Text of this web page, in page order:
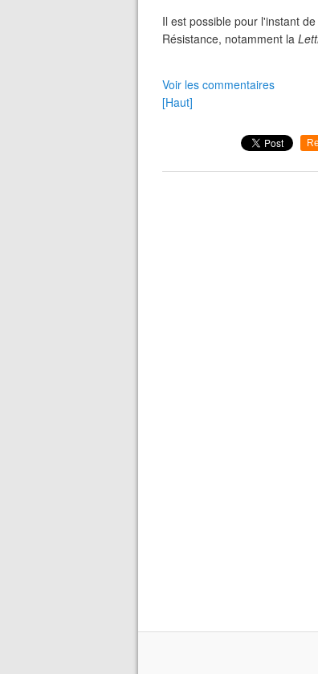
Il est possible pour l'instant
Résistance, notamment la
Voir les commentaires
[Haut]